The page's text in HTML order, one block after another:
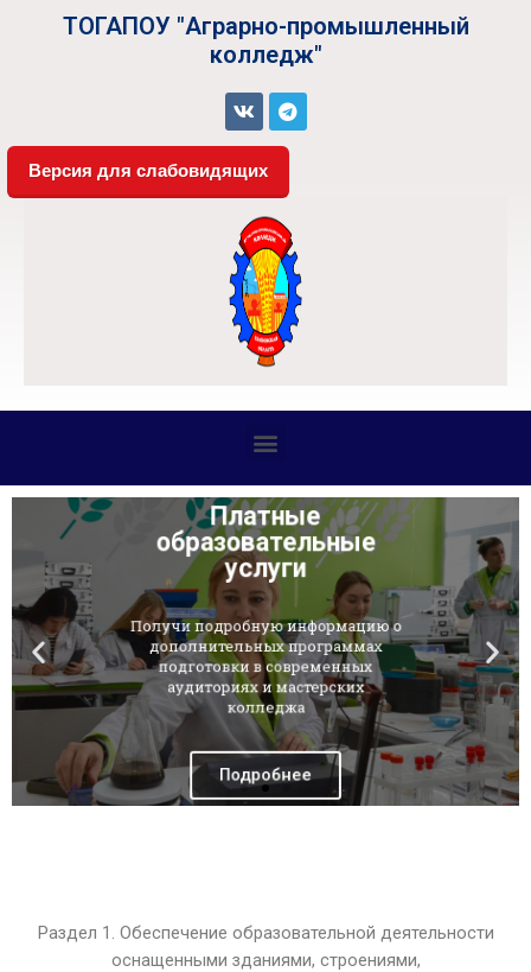
ТОГАПОУ "Аграрно-промышленный
колледж"
Версия для слабовидящих
Платные
образовательные
услуги
Получи подробную информацию о
дополнительных программах
подготовки в современных
аудиториях и мастерских
колледжа
Подробнее
Раздел 1. Обеспечение образовательной деятельности
оснащенными зданиями, строениями,